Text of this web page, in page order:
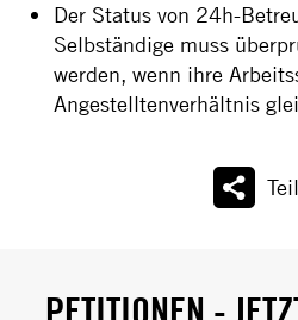
Der Status von 24h-
Selbständige muss
werden, wenn ihre
Angestelltenverhältnis